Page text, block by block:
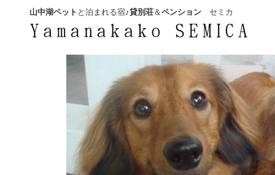
山中湖ペット と泊まれる宿♪貸別荘＆ペンション セミカ